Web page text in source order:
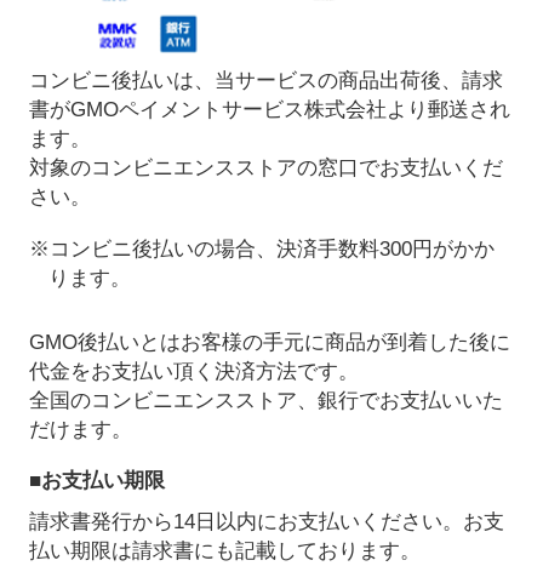
コンビニ後払いは、当サービスの商品出荷後、請求
書がGMOペイメントサービス株式会社より郵送され
ます。
対象のコンビニエンスストアの窓口でお支払いくだ
さい。
※コンビニ後払いの場合、決済手数料300円がかか
ります。
GMO後払いとはお客様の手元に商品が到着した後に
代金をお支払い頂く決済方法です。
全国のコンビニエンスストア、銀行でお支払いいた
だけます。
■お支払い期限
請求書発行から14日以内にお支払いください。お支
払い期限は請求書にも記載しております。